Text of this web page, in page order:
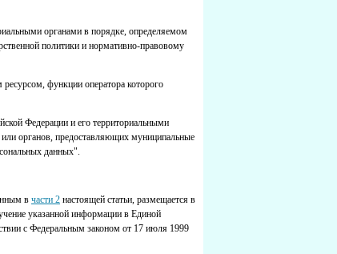
органами в порядке, определяемом
политики и нормативно-правовому
функции оператора которого
Федерации и его территориальными
органов, предоставляющих муниципальные
данных".
в части 2 настоящей статьи, размещается в
указанной информации в Единой
с Федеральным законом от 17 июля 1999